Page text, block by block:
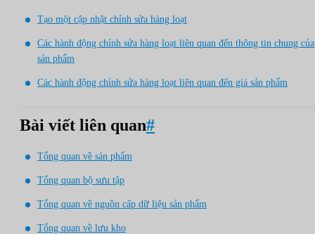
Tạo một cập nhật chỉnh sửa hàng loạt
Các hành động chỉnh sửa hàng loạt liên quan đến thông tin chung của
sản phẩm
Các hành động chỉnh sửa hàng loạt liên quan đến giá sản phẩm
Bài viết liên quan#
Tổng quan về sản phẩm
Tổng quan bộ sưu tập
Tổng quan về nguồn cấp dữ liệu sản phẩm
Tổng quan về lưu kho